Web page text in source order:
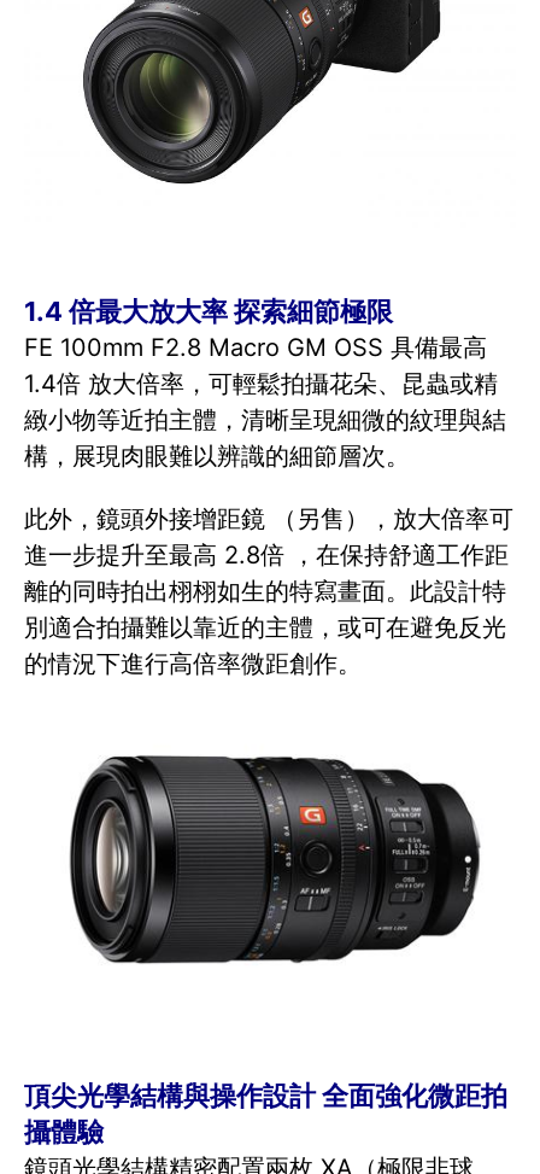
1.4 倍最大放大率 探索細節極限
FE 100mm F2.8 Macro GM OSS 具備最高
1.4倍 放大倍率，可輕鬆拍攝花朵、昆蟲或精
緻小物等近拍主體，清晰呈現細微的紋理與結
構，展現肉眼難以辨識的細節層次。
此外，鏡頭外接增距鏡 （另售），放大倍率可
進一步提升至最高 2.8倍 ，在保持舒適工作距
離的同時拍出栩栩如生的特寫畫面。此設計特
別適合拍攝難以靠近的主體，或可在避免反光
的情況下進行高倍率微距創作。
頂尖光學結構與操作設計 全面強化微距拍
攝體驗